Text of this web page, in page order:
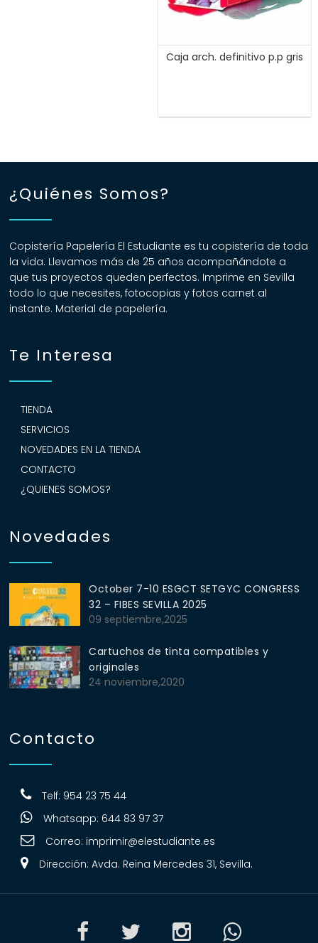
Caja arch. definitivo p.p gris
¿Quiénes Somos?
Copistería Papelería El Estudiante es tu copistería de toda
la vida. Llevamos más de 25 años acompañándote a
que tus proyectos queden perfectos. Imprime en Sevilla
todo lo que necesites, fotocopias y fotos carnet al
instante. Material de papelería.
Te Interesa
TIENDA
SERVICIOS
NOVEDADES EN LA TIENDA
CONTACTO
¿QUIENES SOMOS?
Novedades
October 7-10 ESGCT SETGYC CONGRESS
32 – FIBES SEVILLA 2025
09 septiembre,2025
Cartuchos de tinta compatibles y
originales
24 noviembre,2020
Contacto
Telf: 954 23 75 44
Whatsapp: 644 83 97 37
Correo: imprimir@elestudiante.es
Dirección: Avda. Reina Mercedes 31, Sevilla.